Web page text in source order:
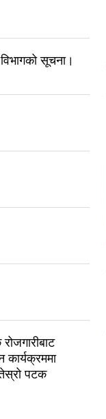
सूचना।
कार्यक्रममा
तेस्रो पटक